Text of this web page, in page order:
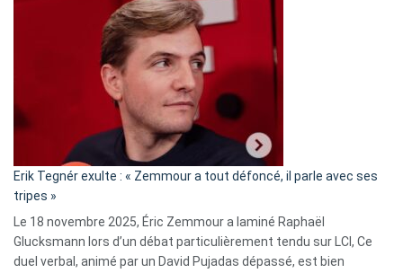
d’alliance
secrète
«
C’est
fake
news
»
Erik Tegnér exulte : « Zemmour a tout défoncé, il parle avec ses
tripes »
Le 18 novembre 2025, Éric Zemmour a laminé Raphaël
Glucksmann lors d’un débat particulièrement tendu sur LCI, Ce
duel verbal, animé par un David Pujadas dépassé, est bien